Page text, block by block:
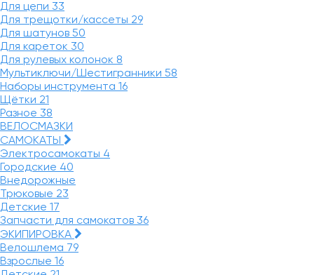
Для цепи 33
Для трещотки/кассеты 29
Для шатунов 50
Для кареток 30
Для рулевых колонок 8
Мультиключи/Шестигранники 58
Наборы инструмента 16
Щётки 21
Разное 38
ВЕЛОСМАЗКИ
САМОКАТЫ
Электросамокаты 4
Городские 40
Внедорожные
Трюковые 23
Детские 17
Запчасти для самокатов 36
ЭКИПИРОВКА
Велошлема 79
Взрослые 16